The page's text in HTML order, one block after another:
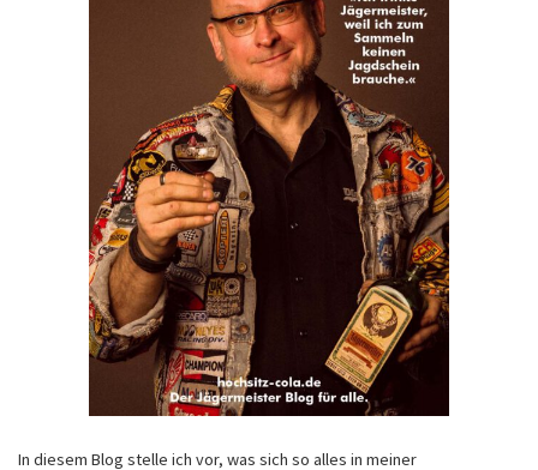
In diesem Blog stelle ich vor, was sich so alles in meiner